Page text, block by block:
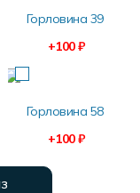
Горловина 39
+100 ₽
Горловина 58
+100 ₽